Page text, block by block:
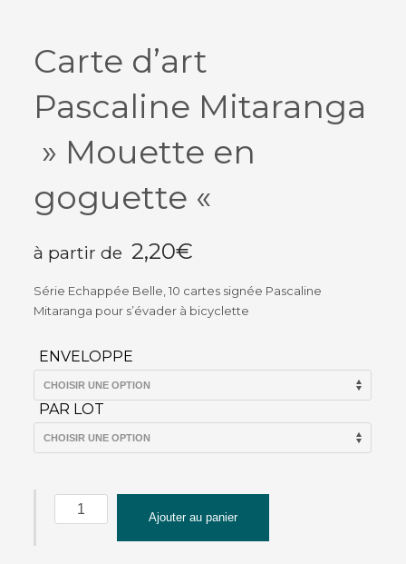
Carte d’art
Pascaline Mitaranga
» Mouette en
goguette «
à partir de 2,20€
Série Echappée Belle, 10 cartes signée Pascaline
Mitaranga pour s’évader à bicyclette
ENVELOPPE
PAR LOT
quantité
de
Ajouter au panier